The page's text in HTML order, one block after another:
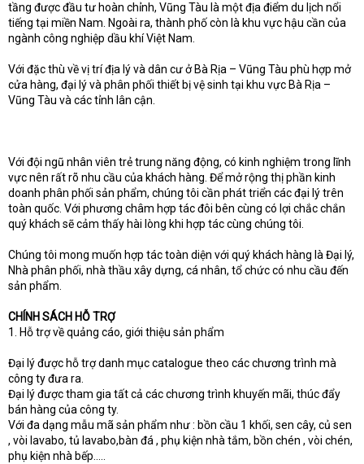
tầng được đầu tư hoàn chỉnh, Vũng Tàu là một địa điểm du lịch nổi
tiếng tại miền Nam. Ngoài ra, thành phố còn là khu vực hậu cần của
ngành công nghiệp dầu khí Việt Nam.
Với đặc thù về vị trí địa lý và dân cư ở Bà Rịa – Vũng Tàu phù hợp mở
cửa hàng, đại lý và phân phối thiết bị vệ sinh tại khu vực Bà Rịa –
Vũng Tàu và các tỉnh lân cận.
Với đội ngũ nhân viên trẻ trung năng động, có kinh nghiệm trong lĩnh
vực nên rất rõ nhu cầu của khách hàng. Để mở rộng thị phần kinh
doanh phân phối sản phẩm, chúng tôi cần phát triển các đại lý trên
toàn quốc. Với phương châm hợp tác đôi bên cùng có lợi chắc chắn
quý khách sẽ cảm thấy hài lòng khi hợp tác cùng chúng tôi.
Chúng tôi mong muốn hợp tác toàn diện với quý khách hàng là Đại lý,
Nhà phân phối, nhà thầu xây dựng, cá nhân, tổ chức có nhu cầu đến
sản phẩm.
CHÍNH SÁCH HỖ TRỢ
1. Hỗ trợ về quảng cáo, giới thiệu sản phẩm
Đại lý được hỗ trợ danh mục catalogue theo các chương trình mà
công ty đưa ra.
Đại lý được tham gia tất cả các chương trình khuyến mãi, thúc đẩy
bán hàng của công ty.
Với đa dạng mẫu mã sản phẩm như : bồn cầu 1 khối, sen cây, củ sen
, vòi lavabo, tủ lavabo,bàn đá , phụ kiện nhà tắm, bồn chén , vòi chén,
phụ kiện nhà bếp.....